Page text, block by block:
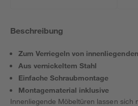
Beschreibung
Zum Verriegeln von
Aus vernickeltem Stahl
Einfache Schraubmontage
Montagematerial inklusive
Innenliegende Möbeltüren lassen sich